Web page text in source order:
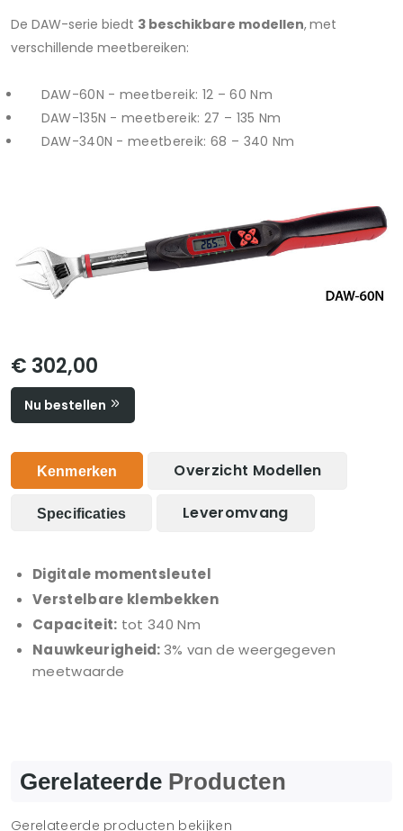
De DAW-serie biedt 3 beschikbare modellen,met
verschillende meetbereiken:
DAW-60N - meetbereik: 12 – 60 Nm
DAW-135N - meetbereik: 27 – 135 Nm
DAW-340N - meetbereik: 68 – 340 Nm
€ 302,00
Nu bestellen
Kenmerken Overzicht Modellen
Specificaties Leveromvang
Digitale momentsleutel
Verstelbare klembekken
Capaciteit: tot 340 Nm
Nauwkeurigheid: 3% van de weergegeven
meetwaarde
Gerelateerde Producten
Gerelateerde producten bekijken